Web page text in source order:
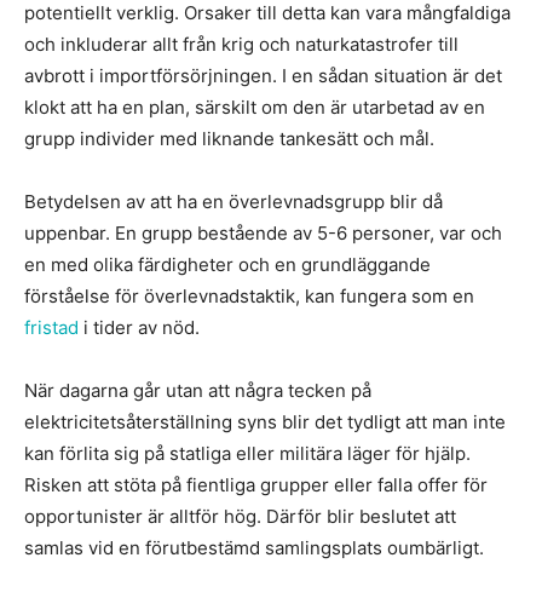
potentiellt verklig. Orsaker till detta kan vara mångfaldiga
och inkluderar allt från krig och naturkatastrofer till
avbrott i importförsörjningen. I en sådan situation är det
klokt att ha en plan, särskilt om den är utarbetad av en
grupp individer med liknande tankesätt och mål.
Betydelsen av att ha en överlevnadsgrupp blir då
uppenbar. En grupp bestående av 5-6 personer, var och
en med olika färdigheter och en grundläggande
förståelse för överlevnadstaktik, kan fungera som en
fristad i tider av nöd.
När dagarna går utan att några tecken på
elektricitetsåterställning syns blir det tydligt att man inte
kan förlita sig på statliga eller militära läger för hjälp.
Risken att stöta på fientliga grupper eller falla offer för
opportunister är alltför hög. Därför blir beslutet att
samlas vid en förutbestämd samlingsplats oumbärligt.